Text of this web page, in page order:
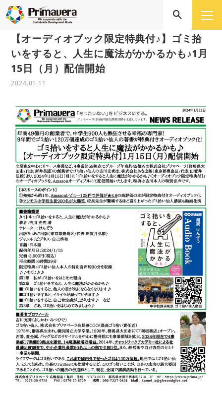
【オーディオブック限定特典付♪】ゴミ拾
いをすると、人生に魔法がかかるかも♪1月
15日（月）配信開始
2024.01.11